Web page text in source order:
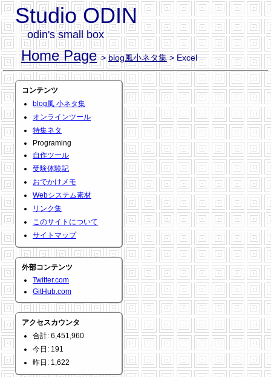
Studio ODIN
odin's small box
Home Page >blog風小ネタ集> Excel
コンテンツ
blog風 小ネタ集
オンラインツール
特集ネタ
Programing
自作ツール
受験体験記
おでかけメモ
Webシステム素材
リンク集
このサイトについて
サイトマップ
外部コンテンツ
Twitter.com
GitHub.com
アクセスカウンタ
合計: 6,451,960
今日: 191
昨日: 1,622